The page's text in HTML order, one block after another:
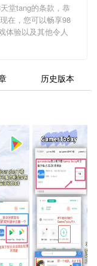
堂tang的条款，恭
在，您可以畅享98
体验以及其他令人
历史版本